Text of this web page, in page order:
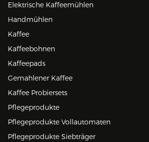
Elektrische Kaffeemühlen
Handmühlen
Kaffee
Kaffeebohnen
Kaffeepads
Gemahlener Kaffee
Kaffee Probiersets
Pflegeprodukte
Pflegeprodukte Vollautomaten
Pflegeprodukte Siebträger